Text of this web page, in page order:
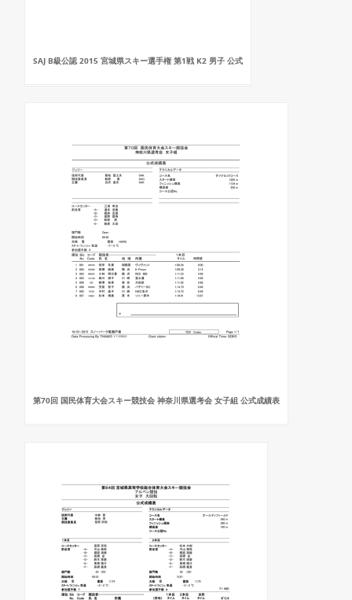
SAJ B級公認 2015 宮城県スキー選手権 第1戦 K2 男子 公式
第70回 国民体育大会スキー競技会 神奈川県選考会 女子組 公式成績表